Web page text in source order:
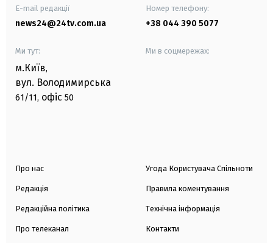
E-mail редакції
news24@24tv.com.ua
Номер телефону:
+38 044 390 5077
Ми тут:
м.Київ,
вул. Володимирська
61/11, офіс 50
Ми в соцмережах:
Про нас
Редакція
Редакційна політика
Про телеканал
Угода Користувача Спільноти
Правила коментування
Технічна інформація
Контакти